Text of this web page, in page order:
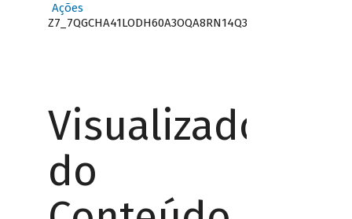
Ações
Z7_7QGCHA41LODH60A3OQA8RN14Q3
Visualizador
do